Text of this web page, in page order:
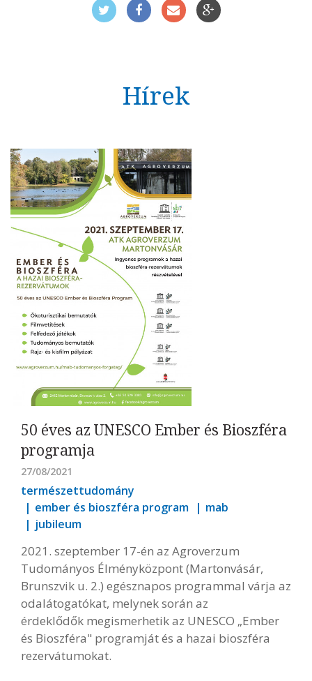
Hírek
50 éves az UNESCO Ember és Bioszféra
programja
27/08/2021
természettudomány
ember és bioszféra program
mab
jubileum
2021. szeptember 17-én az Agroverzum
Tudományos Élményközpont (Martonvásár,
Brunszvik u. 2.) egésznapos programmal várja az
odalátogatókat, melynek során az
érdeklődők megismerhetik az UNESCO „Ember
és Bioszféra" programját és a hazai bioszféra
rezervátumokat.